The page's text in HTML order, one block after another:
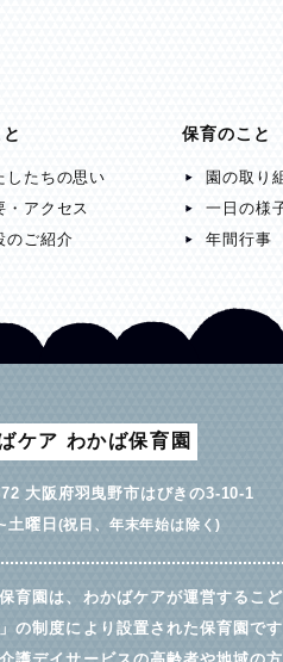
したちの思い
・アクセス
のご紹介
保育のこと
園の取り
一日の様
年間行事
ケア わかば保育園
大阪府羽曳野市はびきの3-10-1
土曜日 (祝日、年末年始は除く)
育園は、わかばケアが運営するこ
の制度により設置された保育園で